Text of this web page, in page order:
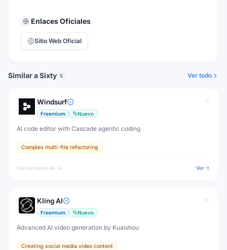
Enlaces Oficiales
Sitio Web Oficial
Similar a Sixty 5 Ver todo
Windsurf
Freemium Nuevo
AI code editor with Cascade agentic coding
Complex multi-file refactoring
Herramienta de IA Ver
Kling AI
Freemium Nuevo
Advanced AI video generation by Kuaishou
Creating social media video content